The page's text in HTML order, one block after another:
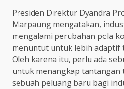
Presiden Direktur Dyandra
Marpaung mengatakan,
mengalami perubahan pola
menuntut untuk lebih adaptif
Oleh karena itu, perlu ada
untuk menangkap tantangan
sebuah peluang baru bagi